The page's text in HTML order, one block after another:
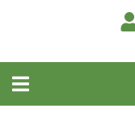
Toggle
navigation